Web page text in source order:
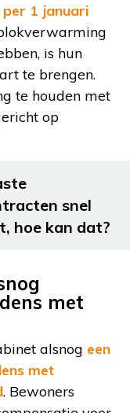
1 januari
is hun
te brengen.
te houden met
op
snel
hoe kan dat?
met
alsnog een
met
. Bewoners